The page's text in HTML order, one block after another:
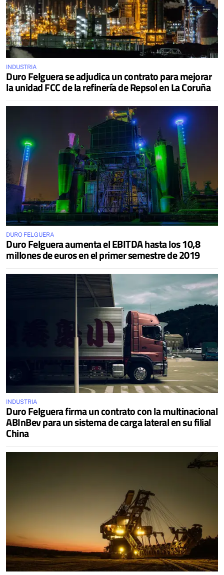
INDUSTRIA
Duro Felguera se adjudica un contrato para mejorar
la unidad FCC de la refinería de Repsol en La Coruña
DURO FELGUERA
Duro Felguera aumenta el EBITDA hasta los 10,8
millones de euros en el primer semestre de 2019
INDUSTRIA
Duro Felguera firma un contrato con la multinacional
ABInBev para un sistema de carga lateral en su filial
China